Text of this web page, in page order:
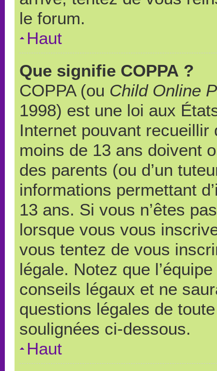
le forum.
Haut
Que signifie COPPA ?
COPPA (ou Child Online
1998) est une loi aux
Internet pouvant
moins de 13 ans doivent
des parents (ou d’un
informations permettant
13 ans. Si vous n’êtes
lorsque vous vous
vous tentez de vous
légale. Notez que
conseils légaux et ne
questions légales de
soulignées ci-dessous.
Haut